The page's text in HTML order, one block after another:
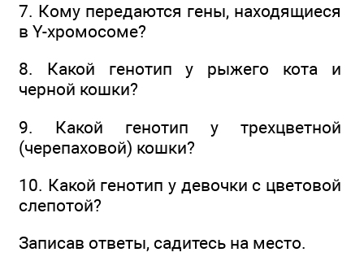
7. Кому передаются гены, находящиеся
в Y-хромосоме?
8. Какой генотип у рыжего кота и
черной кошки?
9. Какой генотип у трехцветной
(черепаховой) кошки?
10. Какой генотип у девочки с цветовой
слепотой?
Записав ответы, садитесь на место.